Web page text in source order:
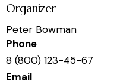
Organizer
Peter Bowman
Phone
8 (800) 123-45-67
Email